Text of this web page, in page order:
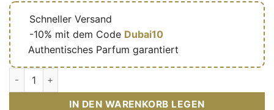
Schneller Versand
-10% mit dem Code Dubai10
Authentisches Parfum garantiert
Rifaaqat – Eau de parfum mixte (flacon transparent 85 ml) –
IN DEN WARENKORB LEGEN